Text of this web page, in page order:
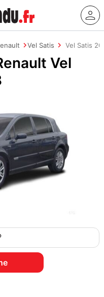
Vel Satis Vel Satis
Vel